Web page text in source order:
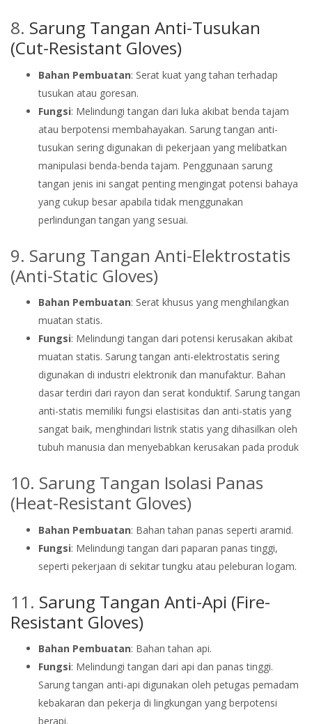
8. Sarung Tangan Anti-Tusukan
(Cut-Resistant Gloves)
Bahan Pembuatan: Serat kuat yang tahan terhadap
tusukan atau goresan.
Fungsi: Melindungi tangan dari luka akibat benda tajam
atau berpotensi membahayakan. Sarung tangan anti-
tusukan sering digunakan di pekerjaan yang melibatkan
manipulasi benda-benda tajam. Penggunaan sarung
tangan jenis ini sangat penting mengingat potensi bahaya
yang cukup besar apabila tidak menggunakan
perlindungan tangan yang sesuai.
9. Sarung Tangan Anti-Elektrostatis
(Anti-Static Gloves)
Bahan Pembuatan: Serat khusus yang menghilangkan
muatan statis.
Fungsi: Melindungi tangan dari potensi kerusakan akibat
muatan statis. Sarung tangan anti-elektrostatis sering
digunakan di industri elektronik dan manufaktur. Bahan
dasar terdiri dari rayon dan serat konduktif. Sarung tangan
anti-statis memiliki fungsi elastisitas dan anti-statis yang
sangat baik, menghindari listrik statis yang dihasilkan oleh
tubuh manusia dan menyebabkan kerusakan pada produk
10. Sarung Tangan Isolasi Panas
(Heat-Resistant Gloves)
Bahan Pembuatan: Bahan tahan panas seperti aramid.
Fungsi: Melindungi tangan dari paparan panas tinggi,
seperti pekerjaan di sekitar tungku atau peleburan logam.
11. Sarung Tangan Anti-Api (Fire-
Resistant Gloves)
Bahan Pembuatan: Bahan tahan api.
Fungsi: Melindungi tangan dari api dan panas tinggi.
Sarung tangan anti-api digunakan oleh petugas pemadam
kebakaran dan pekerja di lingkungan yang berpotensi
berapi.